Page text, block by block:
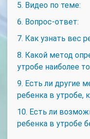
5. Видео по теме:
6. Вопрос-ответ:
7. Как узнать вес
8. Какой метод
утробе наиболее
9. Есть ли другие
ребенка в утробе,
10. Есть ли
ребенка в утробе